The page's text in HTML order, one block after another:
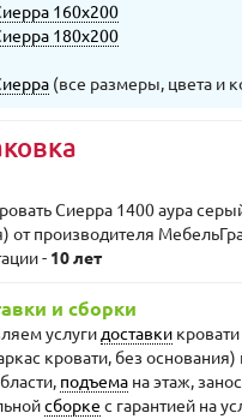
160х200
180х200
(все размеры, цвета и
Сиерра 1400 аура
от производителя
- 10 лет
и сборки
услугидоставки
кровати, без
подъема на этаж,
сборке с гарантией на